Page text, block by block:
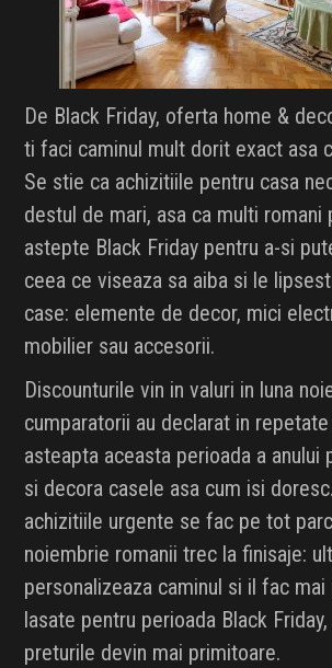
De Black Friday, oferta home &
ti faci caminul mult dorit exact asa
Se stie ca achizitiile pentru casa
destul de mari, asa ca multi romani
astepte Black Friday pentru a-si
ceea ce viseaza sa aiba si le
case: elemente de decor, mici
mobilier sau accesorii.
Discounturile vin in valuri in luna
cumparatorii au declarat in
asteapta aceasta perioada a anului
si decora casele asa cum isi
achizitiile urgente se fac pe tot
noiembrie romanii trec la finisaje:
personalizeaza caminul si il fac
lasate pentru perioada Black
preturile devin mai primitoare.